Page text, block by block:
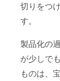
切りをつ
す。
製品化の
が少しで
ものは、